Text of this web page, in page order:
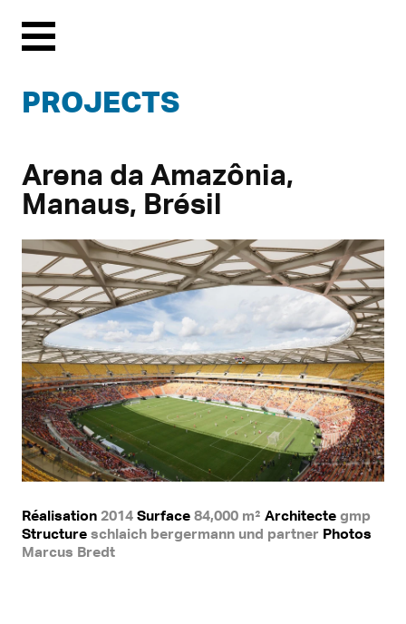
Menu
PROJECTS
Arena da Amazônia,
Manaus, Brésil
Réalisation 2014 Surface 84,000 m² Architecte gmp
Structure schlaich bergermann und partner Photos
Marcus Bredt